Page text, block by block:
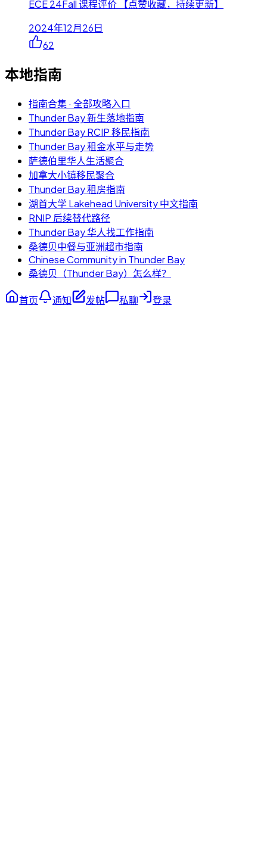
ECE 24Fall 课程评价 【点赞收藏，持续更新】
2024年12月26日
62
本地指南
指南合集 · 全部攻略入口
Thunder Bay 新生落地指南
Thunder Bay RCIP 移民指南
Thunder Bay 租金水平与走势
萨德伯里华人生活聚合
加拿大小镇移民聚合
Thunder Bay 租房指南
湖首大学 Lakehead University 中文指南
RNIP 后续替代路径
Thunder Bay 华人找工作指南
桑德贝中餐与亚洲超市指南
Chinese Community in Thunder Bay
桑德贝（Thunder Bay）怎么样？
首页 通知 发帖 私聊 登录